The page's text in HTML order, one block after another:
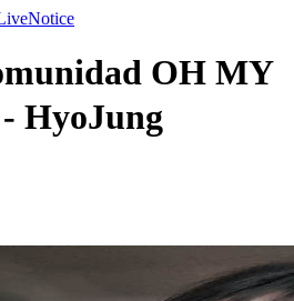
Notice
OH MY
HyoJung